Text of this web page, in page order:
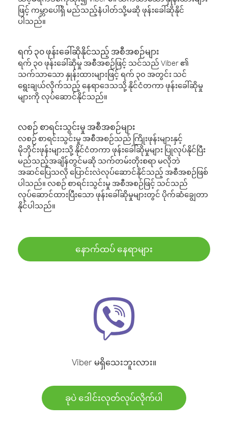
ဖြင့် ကမ္ဘာပေါ်ရှိ မည်သည့်နံပါတ်သို့မဆို ဖုန်းခေါ်ဆိုနိုင်
ပါသည်။
ရက် ၃၀ ဖုန်းခေါ်ဆိုနိုင်သည့် အစီအစဉ်များ
ရက် ၃၀ ဖုန်းခေါ်ဆိုမှု အစီအစဉ်ဖြင့် သင်သည် Viber ၏
သက်သာသော နှုန်းထားများဖြင့် ရက် ၃၀ အတွင်း သင်
ရွေးချယ်လိုက်သည့် နေရာဒေသသို့ နိုင်ငံတကာ ဖုန်းခေါ်ဆိုမှု
များကို လုပ်ဆောင်နိုင်သည်။
လစဉ် စာရင်းသွင်းမှု အစီအစဉ်များ
လစဉ် စာရင်းသွင်းမှု အစီအစဉ်သည် ကြိုးဖုန်းများနှင့်
မိုဘိုင်းဖုန်းများသို့ နိုင်ငံတကာ ဖုန်းခေါ်ဆိုမှုများ ပြုလုပ်နိုင်ပြီး
မည်သည့်အချိန်တွင်မဆို သက်တမ်းတိုးစရာ မလိုဘဲ
အဆင်ပြေသလို ပြောင်းလဲလုပ်ဆောင်နိုင်သည့် အစီအစဉ်ဖြစ်
ပါသည်။ လစဉ် စာရင်းသွင်းမှု အစီအစဉ်ဖြင့် သင်သည်
လုပ်ဆောင်ထားပြီးသော ဖုန်းခေါ်ဆိုမှုများတွင် ပိုက်ဆံချွေတာ
နိုင်ပါသည်။
နောက်ထပ် နေရာများ
Viber မရှိသေးဘူးလား။
ခုပဲ ဒေါင်းလုတ်လုပ်လိုက်ပါ